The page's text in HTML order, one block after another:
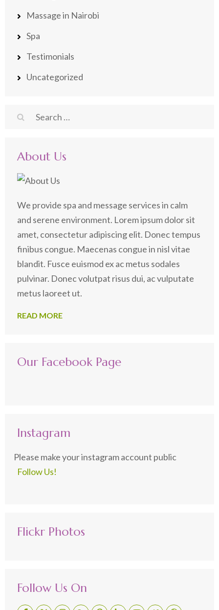
Massage in Nairobi
Spa
Testimonials
Uncategorized
Search
About Us
We provide spa and message services in calm
and serene environment. Lorem ipsum dolor sit
amet, consectetur adipiscing elit. Donec tempus
finibus congue. Maecenas congue in nisl vitae
blandit. Fusce euismod ex ac metus sodales
pulvinar. Donec volutpat risus dui, ac vulputate
metus laoreet ut.
READ MORE
Our Facebook Page
Instagram
Please make your instagram account public
Follow Us!
Flickr Photos
Follow Us On